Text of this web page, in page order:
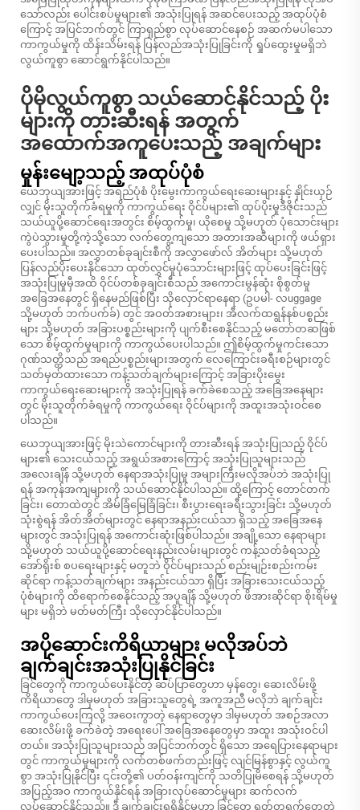
သော်လည်း ပေါင်းစပ်မှုများ၏ အသုံးပြုရန် အဆင်ပေးသည့် အထုပ်ပုံစံ
ကြောင့် အပြင်ဘက်တွင် ကြာရှည်စွာ လုပ်ဆောင်နေစဉ် အဆက်မပါသော
ကာကွယ်မှုကို ထိန်းသိမ်းရန် ပြန်လည်အသုံးပြုခြင်းကို ရှုပ်ထွေးမှုမရှိဘဲ
လွယ်ကူစွာ ဆောင်ရွက်နိုင်ပါသည်။
ပိုမိုလွယ်ကူစွာ သယ်ဆောင်နိုင်သည့် ပိုး
များကို တားဆီးရန် အတွက်
အထောက်အကူပေးသည့် အချက်များ
မှုန်းမျော့သည့် အထုပ်ပုံစံ
ယေဘုယျအားဖြင့် အရည်ပုံစံ ပိုးမွေးကာကွယ်ရေးဆေးများနှင့် နှိုင်းယှဉ်
လျှင် မိုးသူတိုက်ခံရမှုကို ကာကွယ်ရေး ဝိုင်ပ်များ၏ ထုပ်ပိုးမှုဒီဇိုင်းသည်
သယ်ယူပို့ဆောင်ရေးအတွင်း စိမ့်ထွက်မှု၊ ယိုစေမှု သို့မဟုတ် ပုံသောင်းများ
ကွဲပဲသွားမှုတို့ကဲ့သို့သော လက်တွေ့ကျသော အတားအဆီများကို ဖယ်ရှား
ပေးပါသည်။ အလွှာတစ်ခုချင်းစီကို အလွှာဖော်လ် အိတ်များ သို့မဟုတ်
ပြန်လည်ပိုးပေးနိုင်သော ထုတ်လွှင်မှုပုံသောင်းများဖြင့် ထုပ်ပေးခြင်းဖြင့်
အသုံးပြုမှုမှီအထိ ဝိုင်ပ်တစ်ခုချင်းစီသည် အကောင်းမွန်ဆုံး စိုစွတ်မှု
အခြေအနေတွင် ရှိနေမည်ဖြစ်ပြီး သိုလှောင်ရာနေရာ (ဥပမါ- လuggage
သို့မဟုတ် ဘက်ပက်ခ်) တွင် အဝတ်အစားများ၊ အီလက်ထရွန်နစ်ပစ္စည်း
များ သို့မဟုတ် အခြားပစ္စည်းများကို ပျက်စီးစေနိုင်သည့် မတော်တဆဖြစ်
သော စိမ့်ထွက်မှုများကို ကာကွယ်ပေးပါသည်။ ဤစိမ့်ထွက်မှုကင်းသော
ဂုဏ်သတ္တိသည် အရည်ပစ္စည်းများအတွက် လေကြောင်းခရီးစဉ်များတွင်
သတ်မှတ်ထားသော ကန့်သတ်ချက်များကြောင့် အခြားပိုးမွေး
ကာကွယ်ရေးဆေးများကို အသုံးပြုရန် ခက်ခဲစေသည့် အခြေအနေများ
တွင် မိုးသူတိုက်ခံရမှုကို ကာကွယ်ရေး ဝိုင်ပ်များကို အထူးအသုံးဝင်စေ
ပါသည်။
ယေဘုယျအားဖြင့် မိုးသဲကောင်များကို တားဆီးရန် အသုံးပြုသည့် ဝိုင်ပ်
များ၏ သေးငယ်သည့် အရွယ်အစားကြောင့် အသုံးပြုသူများသည်
အလေးချိန် သို့မဟုတ် နေရာအသုံးပြုမှု အများကြီးမလိုအပ်ဘဲ အသုံးပြု
ရန် အကုန်အကျများကို သယ်ဆောင်နိုင်ပါသည်။ ထို့ကြောင့် တောင်တက်
ခြင်း၊ တောထဲတွင် အိမ်ခြံမြေခြံခြင်း၊ စီးပွားရေးခရီးသွားခြင်း သို့မဟုတ်
သုံးစွဲရန် အိတ်အိတ်များတွင် နေရာအနည်းငယ်သာ ရှိသည့် အခြေအနေ
များတွင် အသုံးပြုရန် အကောင်းဆုံးဖြစ်ပါသည်။ အချို့သော နေရာများ
သို့မဟုတ် သယ်ယူပို့ဆောင်ရေးနည်းလမ်းများတွင် ကန့်သတ်ခံရသည့်
အော်ရိုးစ် စပရေးများနှင့် မတူဘဲ ဝိုင်ပ်များသည် စည်းမျဉ်းစည်းကမ်း
ဆိုင်ရာ ကန့်သတ်ချက်များ အနည်းငယ်သာ ရှိပြီး အခြားသေးငယ်သည့်
ပုံစံများကို ထိရောက်စေနိုင်သည့် အပူချိန် သို့မဟုတ် ဖိအားဆိုင်ရာ စိုးရိမ်မှု
များ မရှိဘဲ မတ်မတ်ကြီး သိုလှောင်နိုင်ပါသည်။
အပိုဆောင်းကိရိယာများ မလိုအပ်ဘဲ
ချက်ချင်းအသုံးပြုနိုင်ခြင်း
ခြင်တွေကို ကာကွယ်ပေးနိုင်တဲ့ ဆပ်ပြာတွေဟာ မှန်တွေ၊ ဆေးလိမ်းဖို့
ကိရိယာတွေ ဒါမှမဟုတ် အခြားသူတွေရဲ့ အကူအညီ မလိုဘဲ ချက်ချင်း
ကာကွယ်ပေးကြလို့ အဝေးကွာတဲ့ နေရာတွေမှာ ဒါမှမဟုတ် အစဉ်အလာ
ဆေးလိမ်းဖို့ ခက်ခဲတဲ့ အရေးပေါ် အခြေအနေတွေမှာ အထူး အသုံးဝင်ပါ
တယ်။ အသုံးပြုသူများသည် အပြင်ဘက်တွင် ရှိသော အရေပြားနေရာများ
တွင် ကာကွယ်မှုများကို လက်တစ်ဖက်တည်းဖြင့် လျင်မြန်စွာနှင့် လွယ်ကူ
စွာ အသုံးပြုနိုင်ပြီး ၎င်းတို့၏ ပတ်ဝန်းကျင်ကို သတိပြုမိစေရန် သို့မဟုတ်
အပြည့်အဝ ကာကွယ်နိုင်ရန် အခြားလုပ်ဆောင်မှုများ ဆက်လက်
လုပ်ဆောင်နိုင်သည်။ ဒီ ချက်ချင်းရရှိနိုင်မှုဟာ ခြင်တွေ ရုတ်တရက်တွေ့တဲ့